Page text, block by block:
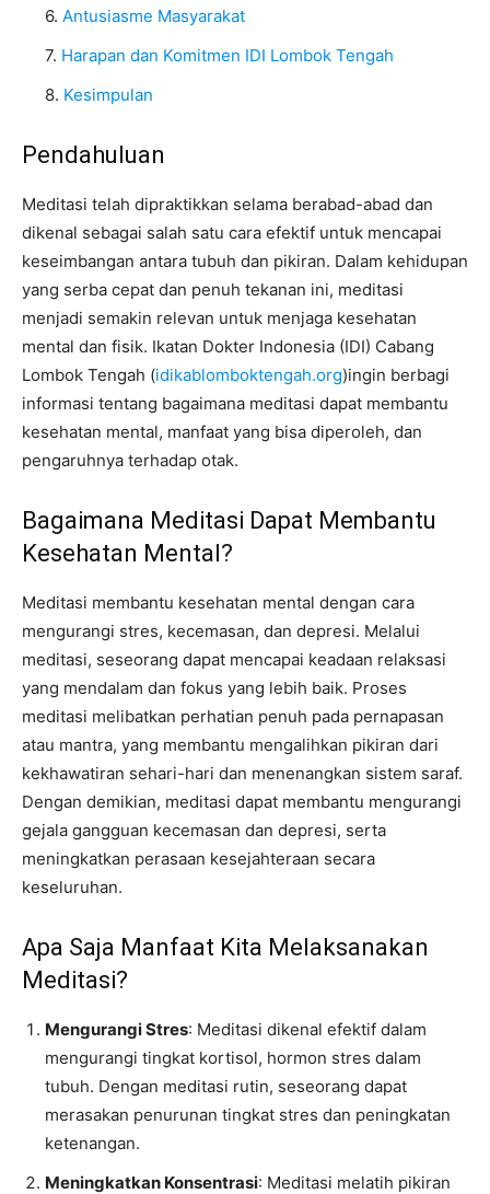
Antusiasme Masyarakat
Harapan dan Komitmen IDI Lombok Tengah
Kesimpulan
Pendahuluan
Meditasi telah dipraktikkan selama berabad-abad dan
dikenal sebagai salah satu cara efektif untuk mencapai
keseimbangan antara tubuh dan pikiran. Dalam kehidupan
yang serba cepat dan penuh tekanan ini, meditasi
menjadi semakin relevan untuk menjaga kesehatan
mental dan fisik. Ikatan Dokter Indonesia (IDI) Cabang
Lombok Tengah (idikablomboktengah.org)ingin berbagi
informasi tentang bagaimana meditasi dapat membantu
kesehatan mental, manfaat yang bisa diperoleh, dan
pengaruhnya terhadap otak.
Bagaimana Meditasi Dapat Membantu
Kesehatan Mental?
Meditasi membantu kesehatan mental dengan cara
mengurangi stres, kecemasan, dan depresi. Melalui
meditasi, seseorang dapat mencapai keadaan relaksasi
yang mendalam dan fokus yang lebih baik. Proses
meditasi melibatkan perhatian penuh pada pernapasan
atau mantra, yang membantu mengalihkan pikiran dari
kekhawatiran sehari-hari dan menenangkan sistem saraf.
Dengan demikian, meditasi dapat membantu mengurangi
gejala gangguan kecemasan dan depresi, serta
meningkatkan perasaan kesejahteraan secara
keseluruhan.
Apa Saja Manfaat Kita Melaksanakan
Meditasi?
Mengurangi Stres: Meditasi dikenal efektif dalam
mengurangi tingkat kortisol, hormon stres dalam
tubuh. Dengan meditasi rutin, seseorang dapat
merasakan penurunan tingkat stres dan peningkatan
ketenangan.
Meningkatkan Konsentrasi: Meditasi melatih pikiran